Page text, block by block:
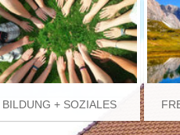
BILDUNG + SOZIALES